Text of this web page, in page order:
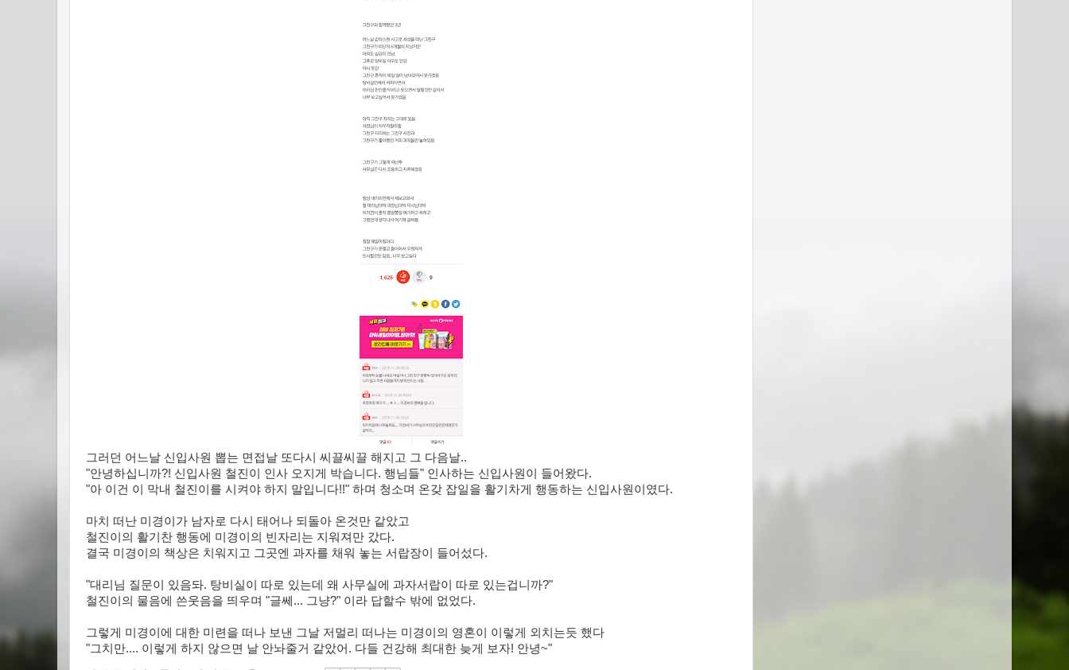
그러던 어느날 신입사원 뽑는 면접날 또다시 씨끌씨끌 해지고 그 다음날..
"안녕하십니까?! 신입사원 철진이 인사 오지게 박습니다. 행님들" 인사하는 신입사원이 들어왔다.
"아 이건 이 막내 철진이를 시켜야 하지 말입니다!!" 하며 청소며 온갖 잡일을 활기차게 행동하는 신입사원이였다.
마치 떠난 미경이가 남자로 다시 태어나 되돌아 온것만 같았고
철진이의 활기찬 행동에 미경이의 빈자리는 지워져만 갔다.
결국 미경이의 책상은 치워지고 그곳엔 과자를 채워 놓는 서랍장이 들어섰다.
"대리님 질문이 있음돠. 탕비실이 따로 있는데 왜 사무실에 과자서랍이 따로 있는겁니까?"
철진이의 물음에 쓴웃음을 띄우며 "글쎄... 그냥?" 이라 답할수 밖에 없었다.
그렇게 미경이에 대한 미련을 떠나 보낸 그날 저멀리 떠나는 미경이의 영혼이 이렇게 외치는듯 했다
"그치만.... 이렇게 하지 않으면 날 안놔줄거 같았어. 다들 건강해 최대한 늦게 보자! 안녕~"